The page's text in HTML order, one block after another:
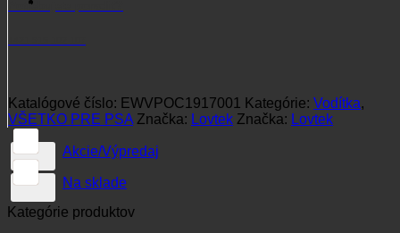
ploché
kr
Potrebujete poradiť?
Katalógové číslo: EWVPOC1917001 Kategórie: Vodítka,
VŠETKO PRE PSA Značka: Lovtek Značka: Lovtek
Akcie/Výpredaj
Na sklade
Kategórie produktov